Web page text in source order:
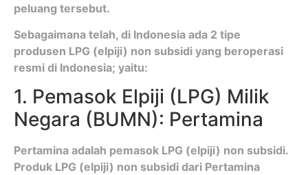
peluang tersebut.
Sebagaimana telah, di Indonesia ada 2 tipe
produsen LPG (elpiji) non subsidi yang beroperasi
resmi di Indonesia; yaitu:
1. Pemasok Elpiji (LPG) Milik
Negara (BUMN): Pertamina
Pertamina adalah pemasok LPG (elpiji) non subsidi.
Produk LPG (elpiji) non subsidi dari Pertamina